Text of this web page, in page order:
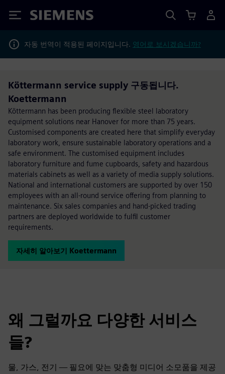
Siemens
자동 번역이 적용된 페이지입니다. 영어로 보시겠습니까?
Köttermann service supply 구동됩니다.
Koettermann
Köttermann has been producing flexible steel laboratory
equipment solutions near Hanover for more than 75 years.
Customised components are created here that simplify everyday
laboratory work, ensure sustainable laboratory operations and a
safe environment. The customised equipment includes
laboratory furniture and fume cupboards, safety and hazardous
materials cabinets as well as a variety of media supply solutions.
National and international customers are supported by over 150
employees with an all-round service offering from planning to
maintenance. Six sales companies and hand-picked trading
partners are deployed worldwide to fulfil customer
requirements.
자세히 알아보기 Koettermann
왜 그럴까요 다양한 서비스
들?
물, 가스, 전기 — 필요에 맞는 맞춤형 미디어 소모품을 제공